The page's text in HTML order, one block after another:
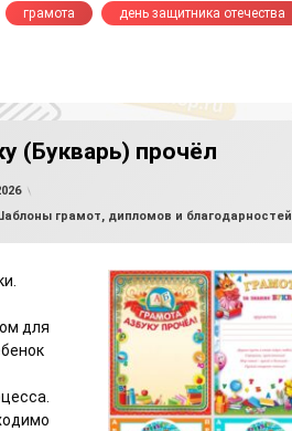
грамота день защитника отечества
(Букварь) прочёл
грамот, дипломов и благодарностей
для